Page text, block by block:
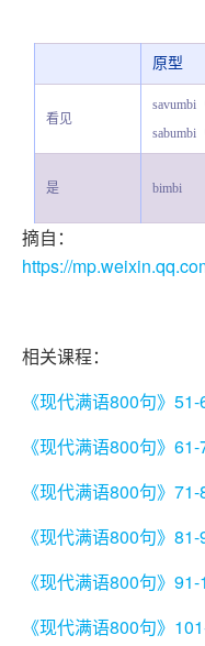
原型
看见
savumbi
sabumbi
是 bimbi
摘自：
https://
相关课程：
《现代满语800句》51-
《现代满语800句》61-
《现代满语800句》71-
《现代满语800句》81-
《现代满语800句》91-
《现代满语800句》